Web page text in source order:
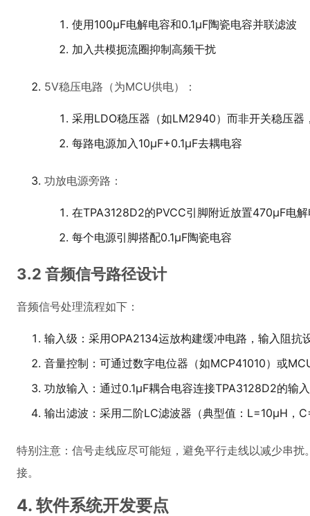
使用100μF电解电容和0.1μF陶瓷电容并联滤波
加入共模扼流圈抑制高频干扰
5V稳压电路（为MCU供电）：
采用LDO稳压器（如LM2940）而非开关稳压器
每路电源加入10μF+0.1μF去耦电容
功放电源旁路：
在TPA3128D2的PVCC引脚附近放置470μF电
每个电源引脚搭配0.1μF陶瓷电容
3.2 音频信号路径设计
音频信号处理流程如下：
输入级：采用OPA2134运放构建缓冲电路，输入阻抗
音量控制：可通过数字电位器（如MCP41010）或
功放输入：通过0.1μF耦合电容连接TPA3128D2的输
输出滤波：采用二阶LC滤波器（典型值：L=10μH，
特别注意：信号走线应尽可能短，避免平行走线以减少串
接。
4. 软件系统开发要点